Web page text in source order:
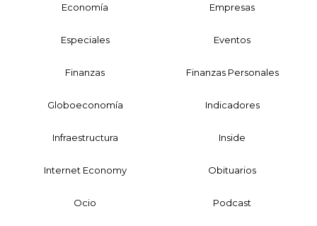
Economía Empresas
Especiales Eventos
Finanzas Finanzas Personales
Globoeconomía Indicadores
Infraestructura Inside
Internet Economy Obituarios
Ocio Podcast